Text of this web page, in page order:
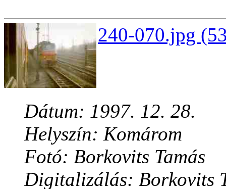
240-070.jpg
Dátum: 1997. 12. 28.
Helyszín: Komárom
Fotó: Borkovits Tamás
Digitalizálás: Borkovits